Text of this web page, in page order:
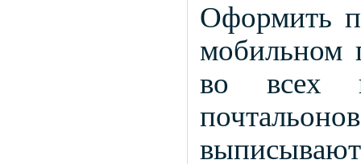
Оформить
мобильном
во всех